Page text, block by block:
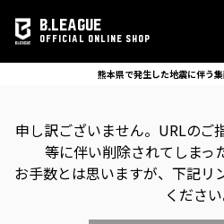
B.LEAGUE
OFFICIAL ONLINE SHOP
熊本県で発生した地震に伴う
申し訳ございません。 URLのご
等に伴い削除されてしまっ
お手数とは思いますが、下記リ
ください